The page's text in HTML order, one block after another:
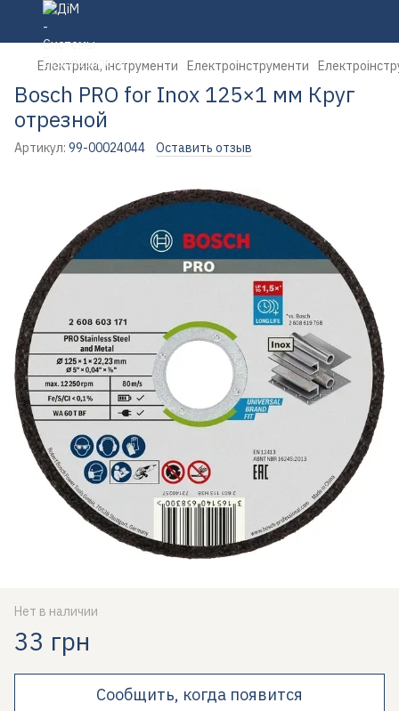
Електрика, інструменти Електроінструменти
Bosch PRO for Inox 125×1 мм Круг
отрезной
Артикул: 99-00024044 Оставить отзыв
Нет в наличии
33 грн
Сообщить, когда появится